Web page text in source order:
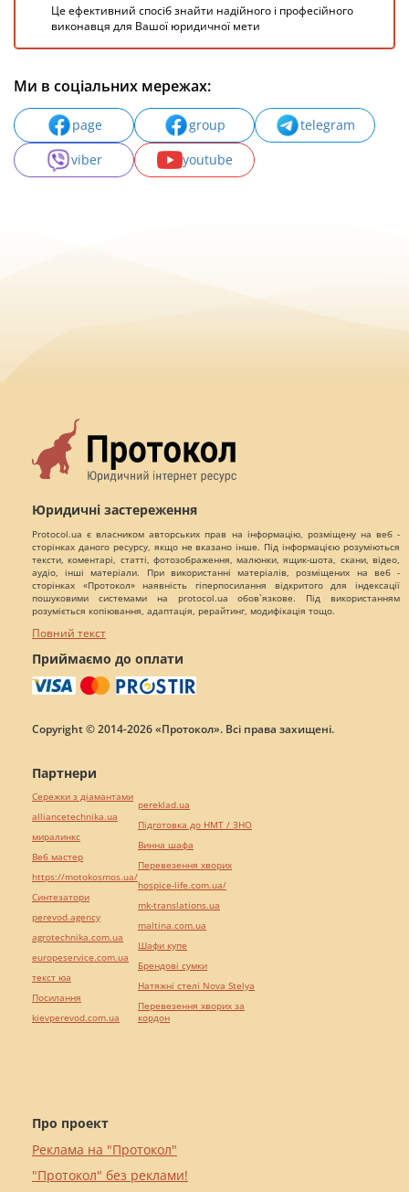
Це ефективний спосіб знайти надійного і професійного
виконавця для Вашої юридичної мети
Ми в соціальних мережах:
page group
telegram
viber
youtube
Юридичні застереження
Protocol.ua є власником авторських прав на інформацію, розміщену на веб -
сторінках даного ресурсу, якщо не вказано інше. Під інформацією розуміються
тексти, коментарі, статті, фотозображення, малюнки, ящик-шота, скани, відео,
аудіо, інші матеріали. При використанні матеріалів, розміщених на веб -
сторінках «Протокол» наявність гіперпосилання відкритого для індексації
пошуковими системами на protocol.ua обов`язкове. Під використанням
розуміється копіювання, адаптація, рерайтинг, модифікація тощо.
Повний текст
Приймаємо до оплати
Copyright © 2014-2026 «Протокол». Всі права захищені.
Про проект
Реклама на "Протокол"
"Протокол" без реклами!
Партнери
Сережки з діамантами
alliancetechnika.ua
миралинкс
Веб мастер
https://motokosmos.ua/
Синтезатори
perevod.agency
agrotechnika.com.ua
europeservice.com.ua
текст юа
Посилання
kievperevod.com.ua
pereklad.ua
Підготовка до НМТ / ЗНО
Винна шафа
Перевезення хворих
hospice-life.com.ua/
mk-translations.ua
maltina.com.ua
Шафи купе
Брендові сумки
Натяжні стелі Nova Stelya
Перевезення хворих за
кордон